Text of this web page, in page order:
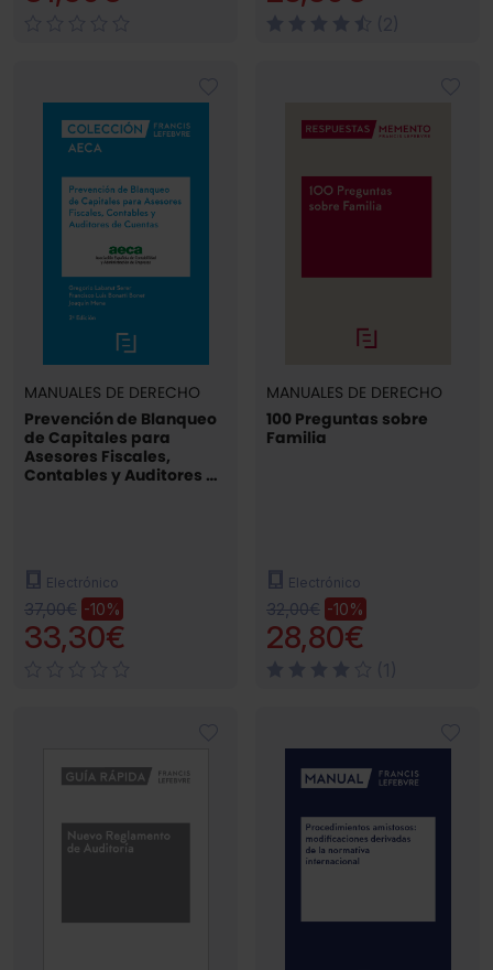
MANUALES DE DERECHO
Prevención de Blanqueo
de Capitales para
Asesores Fiscales,
Contables y Auditores de
Electrónico
37,00€ -10%
33,30€
MANUALES DE DERECHO
100 Preguntas sobre
Familia
Electrónico
32,00€ -10%
28,80€